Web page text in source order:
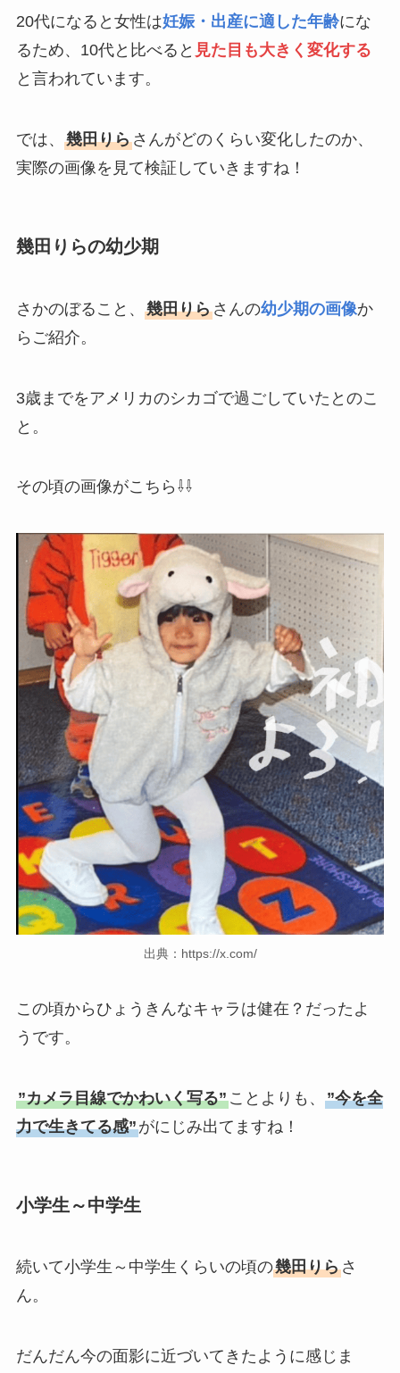
20代になると女性は妊娠・出産に適した年齢にな
るため、10代と比べると 見た目も大きく変化する
と言われています。
では、 幾田りらさんがどのくらい変化したのか、
実際の画像を見て検証していきますね！
幾田りらの幼少期
さかのぼること、 幾田りらさんの幼少期の画像か
らご紹介。
3歳までをアメリカのシカゴで過ごしていたとのこ
と。
その頃の画像がこちら⇩⇩
出典：https://x.com/
この頃からひょうきんなキャラは健在？だったよ
うです。
”カメラ目線でかわいく写る”ことよりも、 ”今を全
力で生きてる感”がにじみ出てますね！
小学生～中学生
続いて小学生～中学生くらいの頃の幾田りらさ
ん。
だんだん今の面影に近づいてきたように感じま